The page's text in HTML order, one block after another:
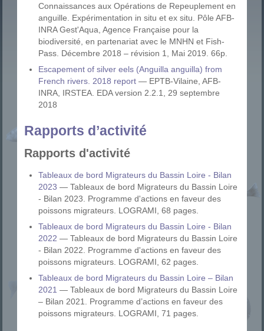
Connaissances aux Opérations de Repeuplement en
anguille. Expérimentation in situ et ex situ. Pôle AFB-
INRA Gest'Aqua, Agence Française pour la
biodiversité, en partenariat avec le MNHN et Fish-
Pass. Décembre 2018 – révision 1, Mai 2019. 66p.
Escapement of silver eels (Anguilla anguilla) from
French rivers. 2018 report — EPTB-Vilaine, AFB-
INRA, IRSTEA. EDA version 2.2.1, 29 septembre
2018
Rapports d’activité
Rapports d'activité
Tableaux de bord Migrateurs du Bassin Loire - Bilan
2023 — Tableaux de bord Migrateurs du Bassin Loire
- Bilan 2023. Programme d'actions en faveur des
poissons migrateurs. LOGRAMI, 68 pages.
Tableaux de bord Migrateurs du Bassin Loire - Bilan
2022 — Tableaux de bord Migrateurs du Bassin Loire
- Bilan 2022. Programme d'actions en faveur des
poissons migrateurs. LOGRAMI, 62 pages.
Tableaux de bord Migrateurs du Bassin Loire – Bilan
2021 — Tableaux de bord Migrateurs du Bassin Loire
– Bilan 2021. Programme d’actions en faveur des
poissons migrateurs. LOGRAMI, 71 pages.